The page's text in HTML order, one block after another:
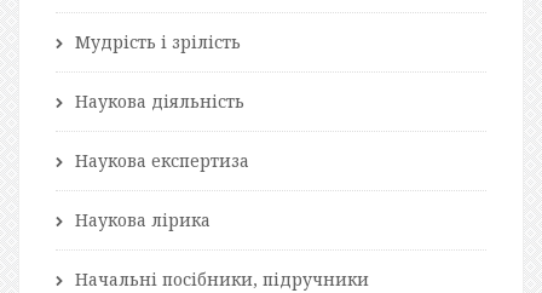
Мудрість і зрілість
Наукова діяльність
Наукова експертиза
Наукова лірика
Начальні посібники, підручники